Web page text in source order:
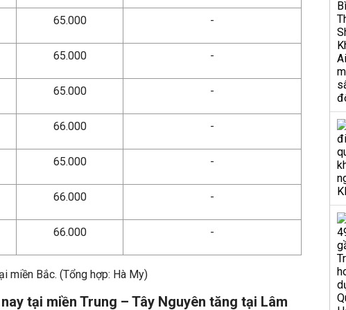
65.000 -
65.000 -
65.000 -
66.000 -
65.000 -
66.000 -
66.000 -
miền Bắc. (Tổng hợp: Hà My)
tại miền Trung – Tây Nguyên tăng tại Lâm